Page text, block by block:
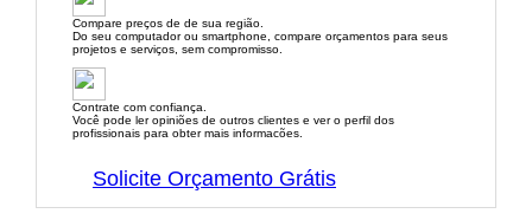
Compare preços de de sua região.
Do seu computador ou smartphone, compare orçamentos para seus
projetos e serviços, sem compromisso.
Contrate com confiança.
Você pode ler opiniões de outros clientes e ver o perfil dos
profissionais para obter mais informacões.
Solicite Orçamento Grátis